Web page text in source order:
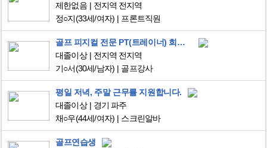
제한없음
전지역 전지역
정○지(33세/여자) 프론트직원
골프 피지컬 전문 PT(트레이너) 희망합니다.
대졸이상
전지역 전지역
기○서(30세/남자) 골프강사
평일 저녁, 주말 근무를 지원합니다.
대졸이상
경기 파주
채○우(44세/여자) 스크린알바
골프연습생